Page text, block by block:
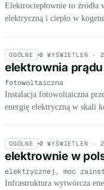
Elektrociepłownie to źródła
elektryczną i ciepło w
OGÓLNE 0 WYŚWIETLEŃ ·
elektrownia prądu
fotowoltaiczna
Instalacja fotowoltaiczna
energię elektryczną w skali
OGÓLNE 0 WYŚWIETLEŃ ·
elektrownie w
elektrycznej, moc
Infrastruktura wytwórcza